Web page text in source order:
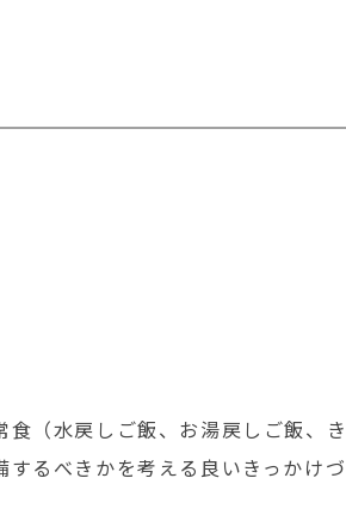
（水戻しご飯、お湯戻しご飯、
るべきかを考える良いきっかけ